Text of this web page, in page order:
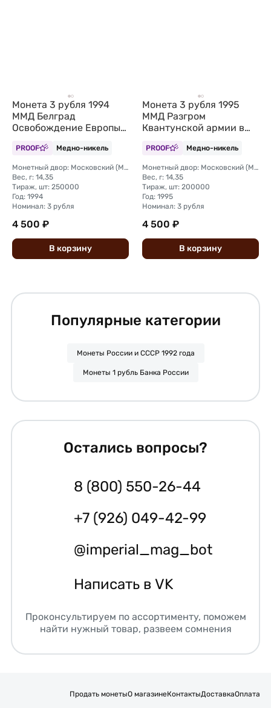
Монета 3 рубля 1994
ММД Белград
Освобождение Европы
PROOF Медно-никель
Монетный двор: Московский (ММД)
Вес, г: 14,35
Тираж, шт: 250000
Год: 1994
Номинал: 3 рубля
4 500 ₽
В корзину
Монета 3 рубля 1995
ММД Разгром
Квантунской армии в
PROOF Медно-никель
Монетный двор: Московский (ММД)
Вес, г: 14,35
Тираж, шт: 200000
Год: 1995
Номинал: 3 рубля
4 500 ₽
В корзину
Популярные категории
Монеты России и СССР 1992 года
Монеты 1 рубль Банка России
Остались вопросы?
8 (800) 550-26-44
+7 (926) 049-42-99
@imperial_mag_bot
Написать в VK
Проконсультируем по ассортименту, поможем
найти нужный товар, развеем сомнения
Продать монетыО магазинеКонтактыДоставкаОплата